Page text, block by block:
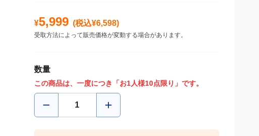
¥5,999 (税込¥6,598)
受取方法によって販売価格が変動する場合があります。
数量
この商品は、一度につき「お1人様10点限り」です。